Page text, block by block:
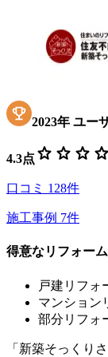
2023年 ユー
4.3点 star star star star
口コミ 128件
施工事例 7件
得意なリフォーム
戸建リフォ
マンション
部分リフォ
「新築そっくり